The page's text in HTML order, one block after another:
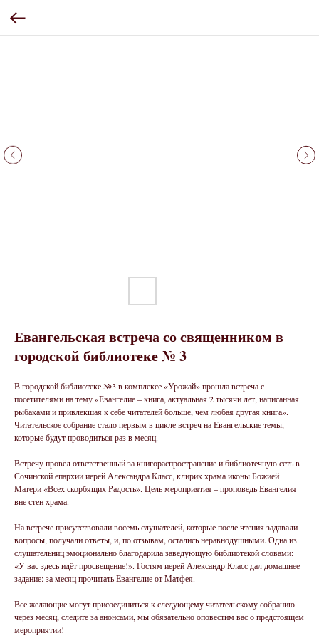
Евангельская встреча со священником в
городской библиотеке № 3
В городской библиотеке №3 в комплексе «Урожай» прошла встреча с
посетителями на тему «Евангелие – книга, актуальная 2 тысячи лет, написанная
рыбаками и привлекшая к себе читателей больше, чем любая другая книга».
Читательское собрание стало первым в цикле встреч на Евангельские темы,
которые будут проводиться раз в месяц.
Встречу провёл ответственный за книгораспространение и библиотечную сеть в
Сочинской епархии иерей Александра Класс, клирик храма иконы Божией
Матери «Всех скорбящих Радость». Цель мероприятия – проповедь Евангелия
вне стен храма.
На встрече присутствовали восемь слушателей, которые после чтения задавали
вопросы, получали ответы, и, по отзывам, остались неравнодушными. Одна из
слушательниц эмоционально благодарила заведующую библиотекой словами:
«У вас здесь идёт просвещение!». Гостям иерей Александр Класс дал домашнее
задание: за месяц прочитать Евангелие от Матфея.
Все желающие могут присоединиться к следующему читательскому собранию
через месяц, следите за анонсами, мы обязательно оповестим вас о предстоящем
мероприятии!